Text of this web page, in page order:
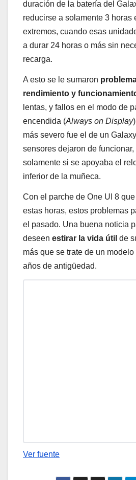
duración de la batería del
reducirse a solamente 3 horas
extremos, cuando esas
a durar 24 horas o más sin
recarga.
A esto se le sumaron
rendimiento y
lentas, y fallos en el modo de
encendida (Always on Display
más severo fue el de un
sensores dejaron de
solamente si se apoyaba el
inferior de la muñeca.
Con el parche de One UI 8
estas horas, estos problemas
el pasado. Una buena noticia
deseen estirar la vida útil de
más que se trate de un
años de antigüedad.
Ver fuente